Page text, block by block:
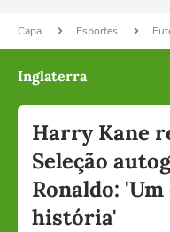
Capa Esportes
Inglaterra
Harry Kane
Seleção
Ronaldo:
história'